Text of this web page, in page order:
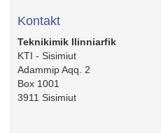
Kontakt
Teknikimik Ilinniarfik
KTI - Sisimiut
Adammip Aqq. 2
Box 1001
3911 Sisimiut